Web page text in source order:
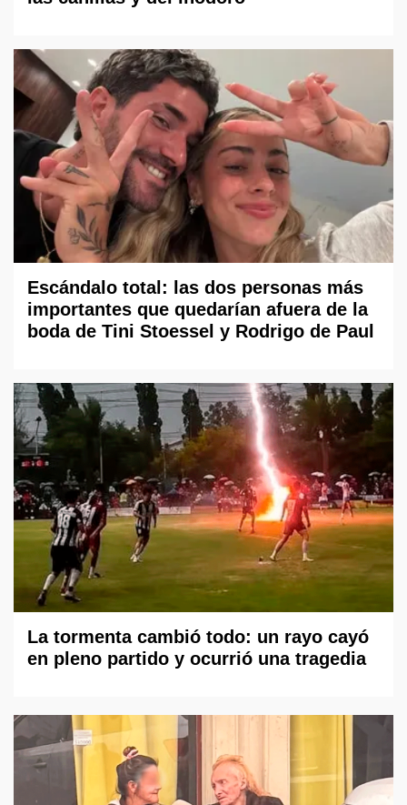
Escándalo total: las dos personas más
importantes que quedarían afuera de la
boda de Tini Stoessel y Rodrigo de Paul
La tormenta cambió todo: un rayo cayó
en pleno partido y ocurrió una tragedia